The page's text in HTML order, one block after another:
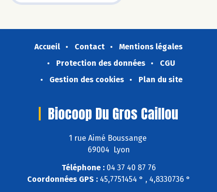
Accueil Contact
Mentions légales
Protection des données
CGU
Gestion des cookies
Plan du site
Biocoop Du Gros Caillou
1 rue Aimé Boussange
69004 Lyon
Téléphone :04 37 40 87 76
Coordonnées GPS :45,7751454 ° , 4,8330736 °